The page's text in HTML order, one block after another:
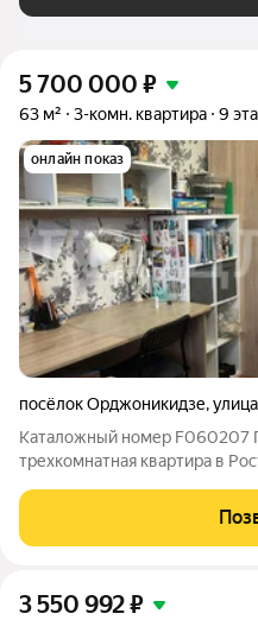
5 700 000 ₽
63 м² 3-комн. квартира 9
онлайн показ
посёлок Орджоникидзе,
Каталожный номер F060207 Продается уютная
трехкомнатная квартира в
подойдет для комфортного
будет свое личное
3 550 992₽